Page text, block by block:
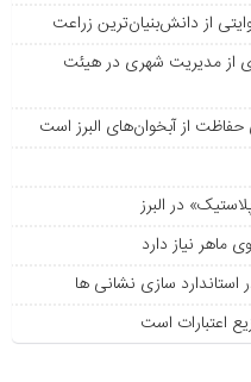
از دانش‌بنیان‌ترین زراعت
مدیریت شهری در هیئت
از آبخوان‌های البرز است
در البرز
ماهر نیاز دارد
سازی نشانی ها
اعتبارات است